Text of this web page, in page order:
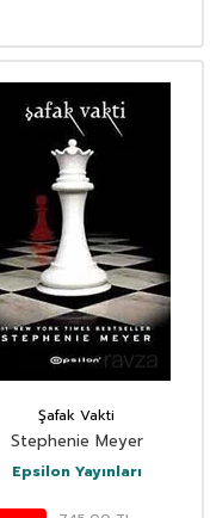
Şafak Vakti
Stephenie Meyer
Epsilon Yayınları